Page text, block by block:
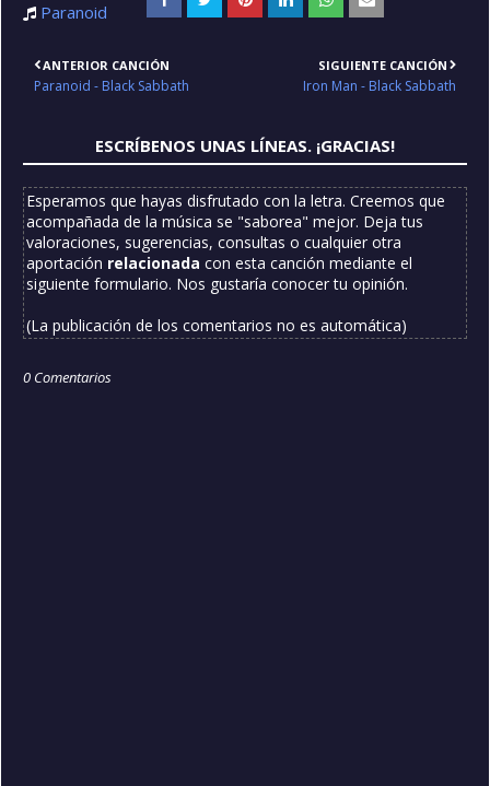
Paranoid
ANTERIOR CANCIÓN
Paranoid - Black Sabbath
SIGUIENTE CANCIÓN
Iron Man - Black Sabbath
ESCRÍBENOS UNAS LÍNEAS. ¡GRACIAS!
Esperamos que hayas disfrutado con la letra. Creemos que
acompañada de la música se "saborea" mejor. Deja tus
valoraciones, sugerencias, consultas o cualquier otra
aportación relacionada con esta canción mediante el
siguiente formulario. Nos gustaría conocer tu opinión.
(La publicación de los comentarios no es automática)
0 Comentarios